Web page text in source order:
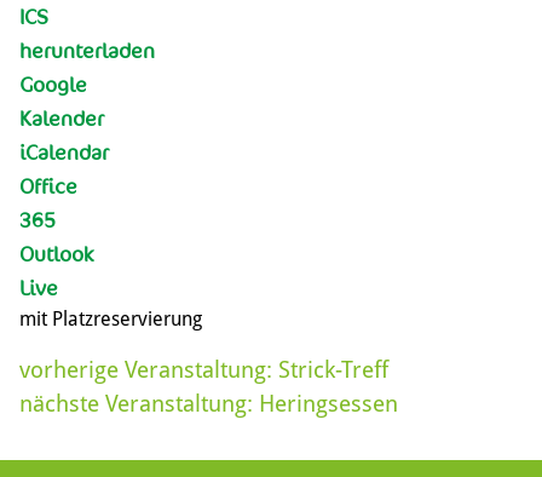
ICS
herunterladen
Google
Kalender
iCalendar
Office
365
Outlook
Live
mit Platzreservierung
vorherige Veranstaltung: Strick-Treff
nächste Veranstaltung: Heringsessen